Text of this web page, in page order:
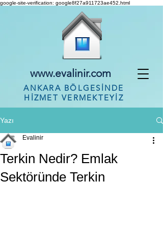
google-site-verification: google8f27a911723ae452.html
www.evalinir.com
ANKARA BÖLGESİNDE
HİZMET VERMEKTEYİZ
Yazı
Terkin Nedir? Emlak
Sektöründe Terkin
Evalinir